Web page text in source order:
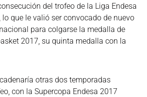
del trofeo de la Liga Endesa
que le valió ser convocado de nuevo
para colgarse la medalla de
2017, su quinta medalla con la
otras dos temporadas
con la Supercopa Endesa 2017